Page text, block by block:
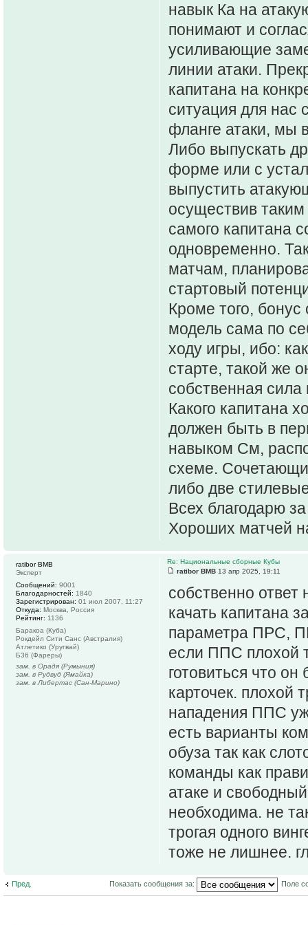
навык Ка на
понимают и
усиливающие
линии атаки.
капитана на
ситуация для нас
фланге атаки, мы
Либо выпускать
форме или с
выпустить
осуществив
самого капитана
одновременно.
матчам,
стартовый
Кроме того,
модель сама по
ходу игры, ибо:
старте, такой же
собственная сила
Какого капитана
должен быть в
навыком См,
схеме.
либо две
Всех благодарю
Хороших матчей
Re: Национальные сборные Кубы
ratibor BMB 13 апр 2025, 19:11
собственно
качать капитана
параметра ПРС,
если ППС плохой
готовиться что
карточек. плохой
нападения ППС
есть варианты
обуза так как
команды как
атаке и
необходима. не
трогая одного
тоже не лишнее.
ratibor BMB
Эксперт
Сообщений: 9001
Благодарностей: 1840
Зарегистрирован: 01 июл 2007, 11:27
Откуда: Москва, Россия
Рейтинг: 1136
Баракоа (Куба)
Рокдейл Сити Санс (Австралия)
Атлетико (Уругвай)
Б36 (Фареры)
зам. в Орадя (Румыния)
зам. в Рудвуд (Ямайка)
зам. в Либертас (Сан-Марино)
Пред. Показать сообщения за: Поле